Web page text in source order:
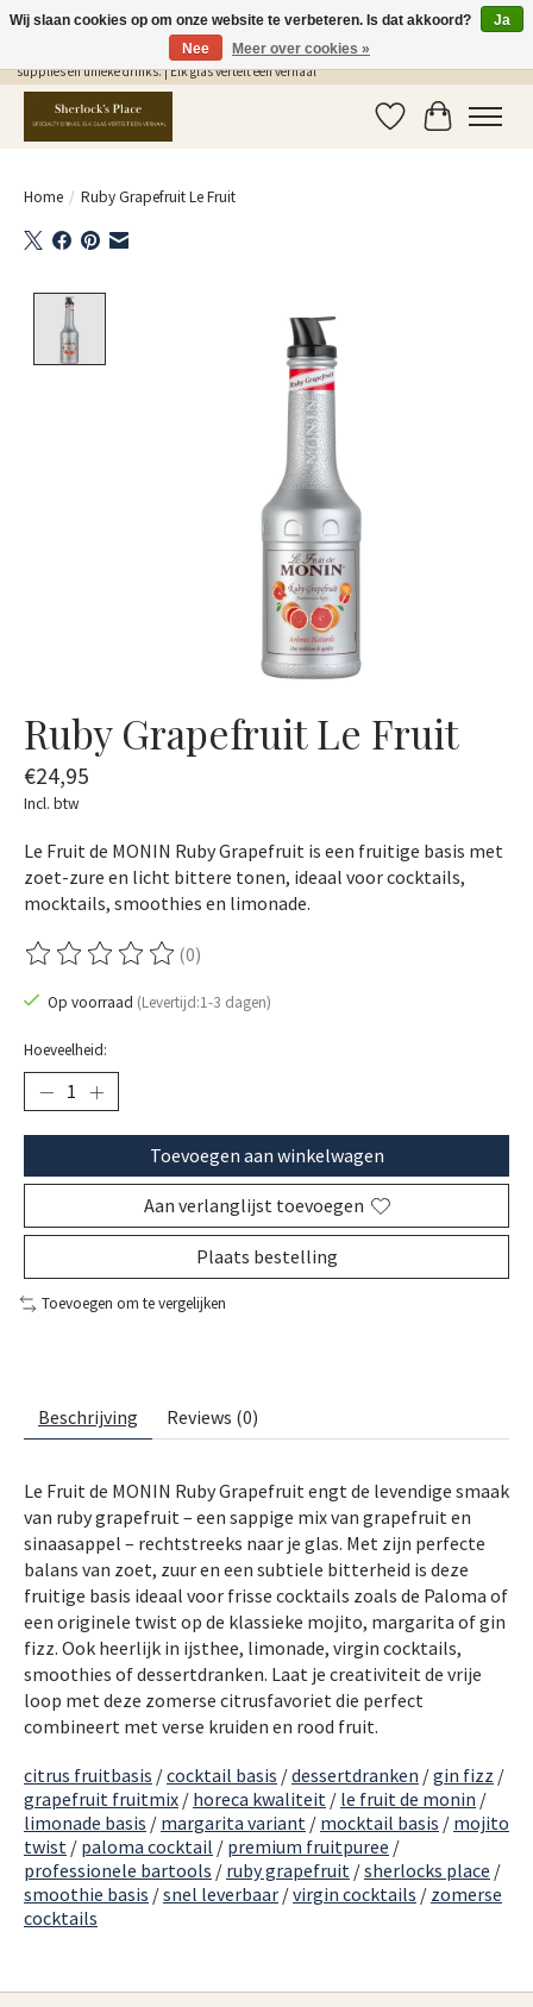
Gratis Verzending in NL vanaf €75,- | Sherlocks Place: dé plek voor MONIN siropen, bar
supplies en unieke drinks. | Elk glas vertelt een verhaal
Verlanglijst
Home / Ruby Grapefruit Le Fruit
Ruby Grapefruit Le Fruit
€24,95
Incl. btw
Le Fruit de MONIN Ruby Grapefruit is een fruitige basis met
zoet-zure en licht bittere tonen, ideaal voor cocktails,
mocktails, smoothies en limonade.
De beoordeling van dit product is
(0)
Op voorraad (Levertijd:1-3 dagen)
Hoeveelheid:
Toevoegen aan winkelwagen
Aan verlanglijst toevoegen
Plaats bestelling
Toevoegen om te vergelijken
Beschrijving Reviews (0)
Le Fruit de MONIN Ruby Grapefruit engt de levendige smaak
van ruby grapefruit – een sappige mix van grapefruit en
sinaasappel – rechtstreeks naar je glas. Met zijn perfecte
balans van zoet, zuur en een subtiele bitterheid is deze
fruitige basis ideaal voor frisse cocktails zoals de Paloma of
een originele twist op de klassieke mojito, margarita of gin
fizz. Ook heerlijk in ijsthee, limonade, virgin cocktails,
smoothies of dessertdranken. Laat je creativiteit de vrije
loop met deze zomerse citrusfavoriet die perfect
combineert met verse kruiden en rood fruit.
citrus fruitbasis /cocktail basis /dessertdranken /gin fizz /
grapefruit fruitmix / horeca kwaliteit / le fruit de monin /
limonade basis / margarita variant / mocktail basis / mojito
twist / paloma cocktail / premium fruitpuree /
professionele bartools / ruby grapefruit /sherlocks place /
smoothie basis /snel leverbaar /virgin cocktails / zomerse
cocktails
Wij slaan cookies op om onze website te verbeteren. Is dat akkoord?
Ja
Nee
Meer over cookies »